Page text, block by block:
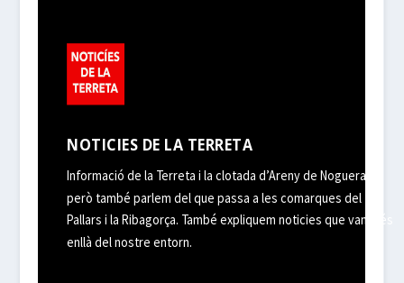
NOTICIES DE LA TERRETA
Informació de la Terreta i la clotada d’Areny de Noguera,
però també parlem del que passa a les comarques del
Pallars i la Ribagorça. També expliquem noticies que van més
enllà del nostre entorn.